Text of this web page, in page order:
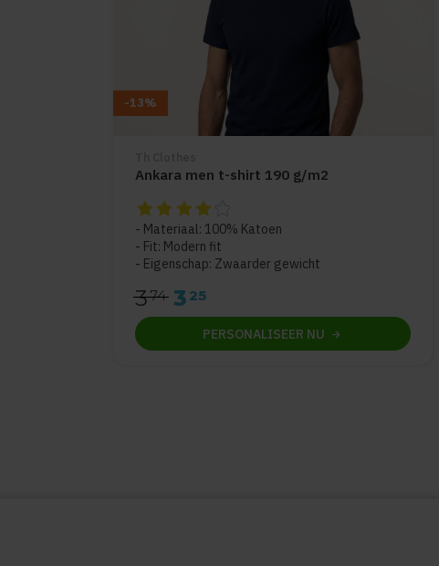
-13%
Ankara men t-shirt 190 g/m2
De beoordeling van dit product is
Materiaal: 100% Katoen
Fit: Modern fit
Eigenschap: Zwaarder gewicht
374 3 25
PERSONALISEER NU